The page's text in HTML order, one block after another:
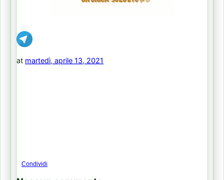
at martedì, aprile 13, 2021
Condividi